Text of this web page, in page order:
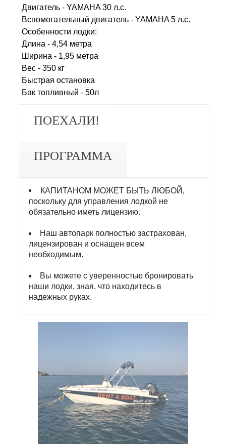
Двигатель - YAMAHA 30 л.с.
Вспомогательный двигатель - YAMAHA 5 л.с.
Особенности лодки:
Длина - 4,54 метра
Ширина - 1,95 метра
Вес - 350 кг
Быстрая остановка
Бак топливный - 50л
ПОЕХАЛИ!
ПРОГРАММА
КАПИТАНОМ МОЖЕТ БЫТЬ ЛЮБОЙ,
поскольку для управления лодкой не
обязательно иметь лицензию.
Наш автопарк полностью застрахован,
лицензирован и оснащен всем
необходимым.
Вы можете с уверенностью бронировать
наши лодки, зная, что находитесь в
надежных руках.